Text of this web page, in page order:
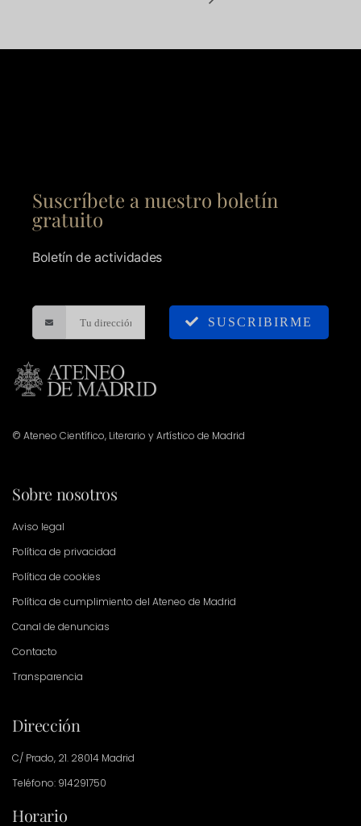
Suscríbete a nuestro boletín
gratuito
Boletín de actividades
SUSCRIBIRME
© Ateneo Científico, Literario y Artístico de Madrid
Sobre nosotros
Aviso legal
Política de privacidad
Política de cookies
Política de cumplimiento del Ateneo de Madrid
Canal de denuncias
Contacto
Transparencia
Dirección
C/ Prado, 21. 28014 Madrid
Teléfono: 914291750
Horario